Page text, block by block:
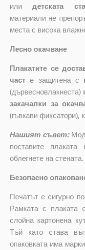
или
детската
материали не
места с висока
Лесно окачване
Плакатите се
част е защитена с
(дървесновлакнеста)
закачалки за
(гъвкави фиксатори),
Нашият съвет:
поставите
облегнете на стената.
Безопасно
Печатът е сигурно
Рамката с плаката
слойна картонена
Тъй като става
опаковката има